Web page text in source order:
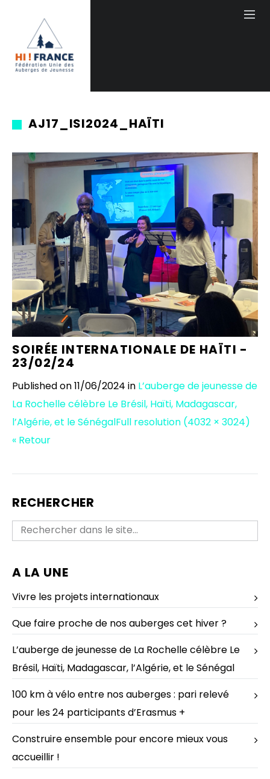
AJ17_ISI2024_HAÏTI
SOIRÉE INTERNATIONALE DE HAÏTI -
23/02/24
Published on11/06/2024 in L’auberge de jeunesse de
La Rochelle célèbre Le Brésil, Haïti, Madagascar,
l’Algérie, et le SénégalFull resolution (4032 × 3024)
« Retour
RECHERCHER
A LA UNE
Vivre les projets internationaux
Que faire proche de nos auberges cet hiver ?
L’auberge de jeunesse de La Rochelle célèbre Le
Brésil, Haïti, Madagascar, l’Algérie, et le Sénégal
100 km à vélo entre nos auberges : pari relevé
pour les 24 participants d’Erasmus +
Construire ensemble pour encore mieux vous
accueillir !